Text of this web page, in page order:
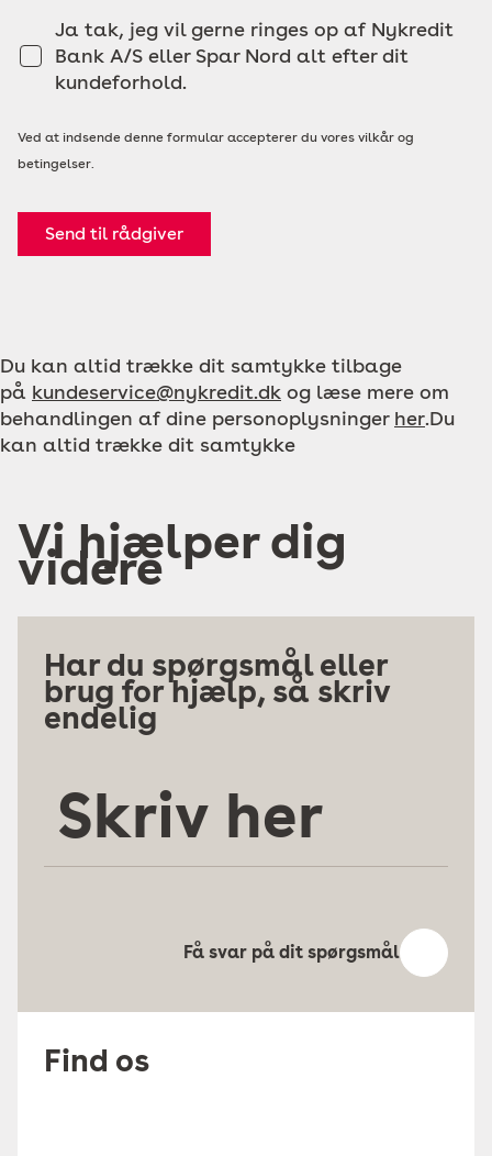
Ja tak, jeg vil gerne ringes op af Nykredit
Bank A/S eller Spar Nord alt efter dit
kundeforhold.
Ved at indsende denne formular accepterer du vores vilkår og
betingelser.
Send til rådgiver
Du kan altid trække dit samtykke tilbage
på kundeservice@nykredit.dk og læse mere om
behandlingen af dine personoplysninger her.Du
kan altid trække dit samtykke
Vi hjælper dig
videre
Har du spørgsmål eller
brug for hjælp, så skriv
endelig
her
Få svar på dit spørgsmål
Find os